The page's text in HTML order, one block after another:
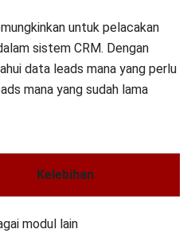
untuk pelacakan
sistem CRM. Dengan
data leads mana yang perlu
mana yang sudah lama
Kelebihan
modul lain